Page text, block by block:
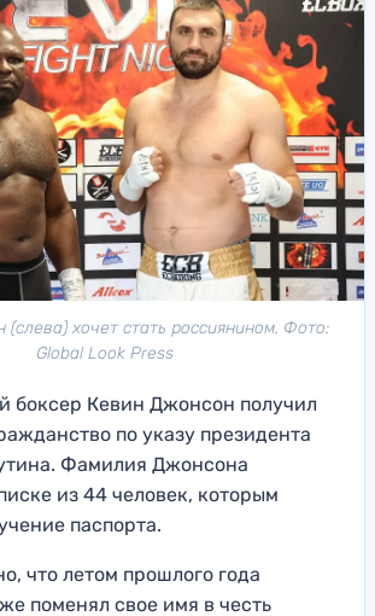
хочет стать россиянином. Фото:
Global Look Press
боксер Кевин Джонсон получил
по указу президента
Фамилия Джонсона
из 44 человек, которым
паспорта.
что летом прошлого года
поменял свое имя в честь